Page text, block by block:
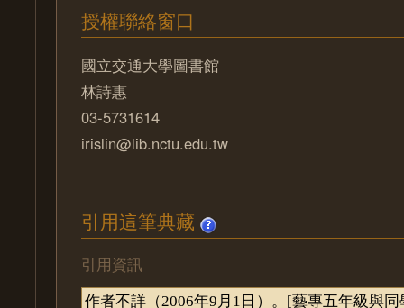
授權聯絡窗口
國立交通大學圖書館
林詩惠
03-5731614
irislin@lib.nctu.edu.tw
引用這筆典藏
引用資訊